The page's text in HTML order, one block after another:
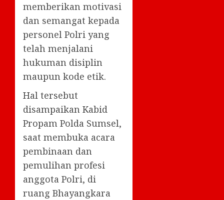
memberikan motivasi
dan semangat kepada
personel Polri yang
telah menjalani
hukuman disiplin
maupun kode etik.
Hal tersebut
disampaikan Kabid
Propam Polda Sumsel,
saat membuka acara
pembinaan dan
pemulihan profesi
anggota Polri, di
ruang Bhayangkara